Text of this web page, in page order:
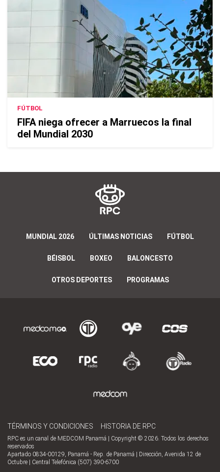
FÚTBOL
FIFA niega ofrecer a Marruecos la final
del Mundial 2030
MUNDIAL 2026 ÚLTIMAS NOTICIAS FÚTBOL
BÉISBOL BOXEO BALONCESTO
OTROS DEPORTES PROGRAMAS
TÉRMINOS Y CONDICIONES HISTORIA DE RPC
RPC es un canal de MEDCOM Panamá | Copyright © 2026. Todos los derechos
reservados
Apartado 0834-00129, Panamá - Rep. de Panamá | Dirección, Avenida 12 de
Octubre | Central Telefónica (507) 390-6700